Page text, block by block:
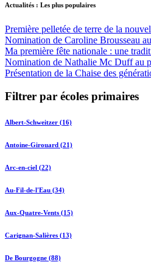
Actualités : Les plus populaires
Première pelletée de terre de la
Nomination de Caroline Brousseau
Ma première fête nationale : une
Nomination de Nathalie Mc Duff au
Présentation de la Chaise des
Filtrer par écoles primaires
Albert-Schweitzer (16)
Antoine-Girouard (21)
Arc-en-ciel (22)
Au-Fil-de-l'Eau (34)
Aux-Quatre-Vents (15)
Carignan-Salières (13)
De Bourgogne (88)